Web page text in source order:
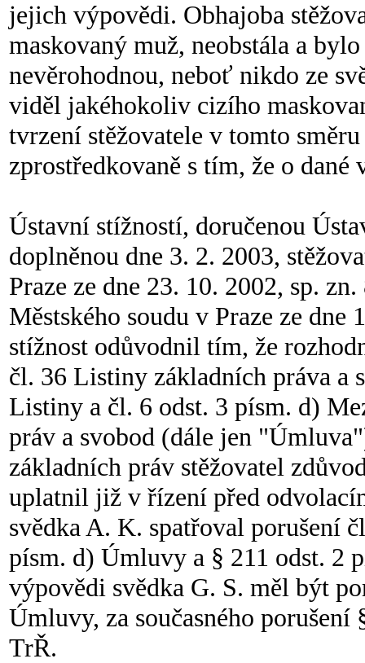
jejich výpovědi. Obhajoba
maskovaný muž, neobstála a
nevěrohodnou, neboť nikdo ze
viděl jakéhokoliv cizího
tvrzení stěžovatele v tomto
zprostředkovaně s tím, že o dané
Ústavní stížností, doručenou
doplněnou dne 3. 2. 2003,
Praze ze dne 23. 10. 2002, sp.
Městského soudu v Praze ze
stížnost odůvodnil tím, že
čl. 36 Listiny základních práva a
Listiny a čl. 6 odst. 3 písm. d)
práv a svobod (dále jen
základních práv stěžovatel
uplatnil již v řízení před
svědka A. K. spatřoval porušení
písm. d) Úmluvy a § 211 odst. 2
výpovědi svědka G. S. měl být
Úmluvy, za současného
TrŘ.